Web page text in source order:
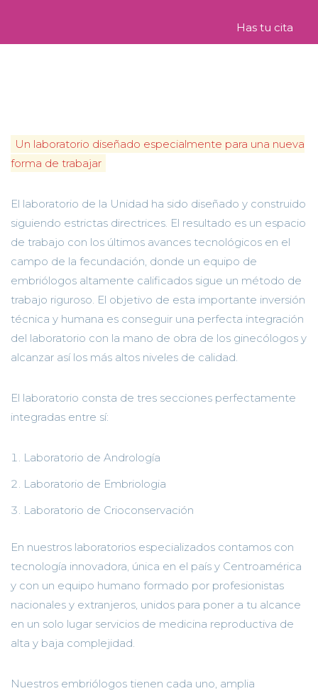
Has tu cita
Un laboratorio diseñado especialmente para una nueva
forma de trabajar
El laboratorio de la Unidad ha sido diseñado y construido
siguiendo estrictas directrices. El resultado es un espacio
de trabajo con los últimos avances tecnológicos en el
campo de la fecundación, donde un equipo de
embriólogos altamente calificados sigue un método de
trabajo riguroso. El objetivo de esta importante inversión
técnica y humana es conseguir una perfecta integración
del laboratorio con la mano de obra de los ginecólogos y
alcanzar así los más altos niveles de calidad.
El laboratorio consta de tres secciones perfectamente
integradas entre sí:
Laboratorio de Andrología
Laboratorio de Embriologia
Laboratorio de Crioconservación
En nuestros laboratorios especializados contamos con
tecnología innovadora, única en el país y Centroamérica
y con un equipo humano formado por profesionistas
nacionales y extranjeros, unidos para poner a tu alcance
en un solo lugar servicios de medicina reproductiva de
alta y baja complejidad.
Nuestros embriólogos tienen cada uno, amplia